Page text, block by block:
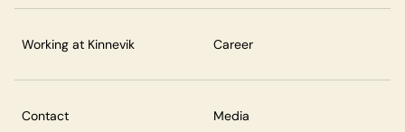
Working at Kinnevik Career
Contact Media